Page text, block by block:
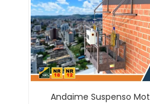
Andaime Suspenso